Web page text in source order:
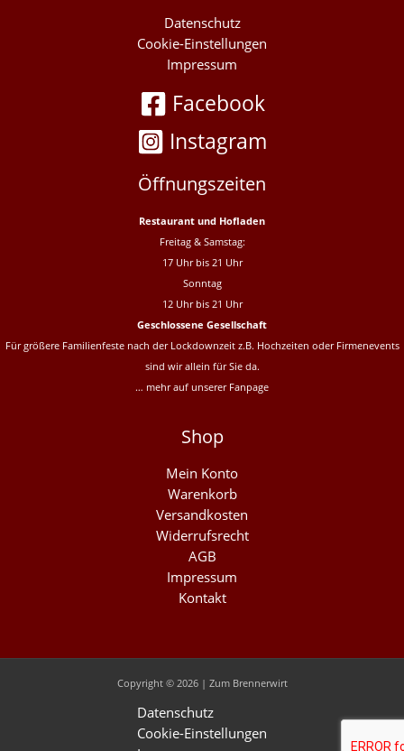
Datenschutz
Cookie-Einstellungen
Impressum
Facebook
Instagram
Öffnungszeiten
Restaurant und Hofladen
Freitag & Samstag:
17 Uhr bis 21 Uhr
Sonntag
12 Uhr bis 21 Uhr
Geschlossene Gesellschaft
Für größere Familienfeste nach der Lockdownzeit z.B. Hochzeiten oder Firmenevents
sind wir allein für Sie da.
… mehr auf unserer Fanpage
Shop
Mein Konto
Warenkorb
Versandkosten
Widerrufsrecht
AGB
Impressum
Kontakt
Copyright © 2026 | Zum Brennerwirt
Datenschutz
Cookie-Einstellungen